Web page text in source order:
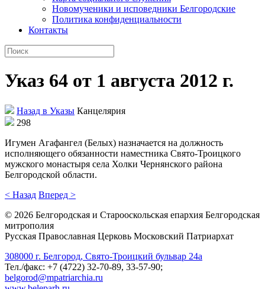
Новомученики и исповедники Белгородские
Политика конфиденциальности
Контакты
Указ 64 от 1 августа 2012 г.
Назад в Указы Канцелярия
298
Игумен Агафангел (Белых) назначается на должность
исполняющего обязанности наместника Свято-Троицкого
мужского монастыря села Холки Чернянского района
Белгородской области.
< Назад Вперед >
© 2026 Белгородская и Старооскольская епархия Белгородская
митрополия
Русская Православная Церковь Московский Патриархат
308000 г. Белгород, Свято-Троицкий бульвар 24а
Тел./факс: +7 (4722) 32-70-89, 33-57-90;
belgorod@mpatriarchia.ru